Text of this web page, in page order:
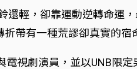
輕，卻靠運動逆轉命運
帶有一種荒謬卻真實的宿
視劇演員，並以UNB限